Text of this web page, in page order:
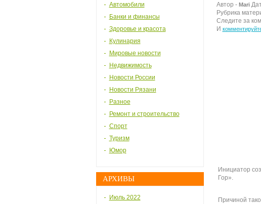
Автомобили
Банки и финансы
Здоровье и красота
Кулинария
Мировые новости
Недвижимость
Новости России
Новости Рязани
Разное
Ремонт и строительство
Спорт
Туризм
Юмор
АРХИВЫ
Июль 2022
Автор - Mari
Рубрика
Следите за
И
Инициатор
Гор».
Причиной